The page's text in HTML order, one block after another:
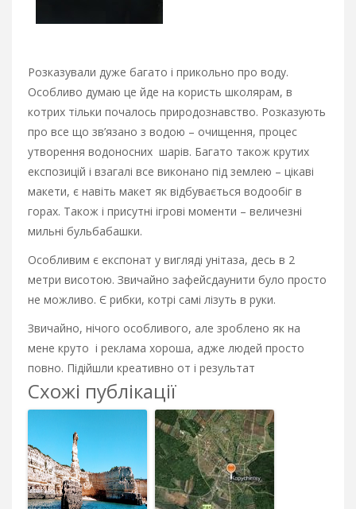
Розказували дуже багато і прикольно про воду.
Особливо думаю це йде на користь школярам, в
котрих тільки почалось природознавство. Розказують
про все що зв’язано з водою – очищення, процес
утворення водоносних шарів. Багато також крутих
експозицій і взагалі все виконано під землею – цікаві
макети, є навіть макет як відбувається водообіг в
горах. Також і присутні ігрові моменти – величезні
мильні бульбабашки.
Особливим є експонат у вигляді унітаза, десь в 2
метри висотою. Звичайно зафейсдаунити було просто
не можливо. Є рибки, котрі самі лізуть в руки.
Звичайно, нічого особливого, але зроблено як на
мене круто і реклама хороша, адже людей просто
повно. Підійшли креативно от і результат
Схожі публікації